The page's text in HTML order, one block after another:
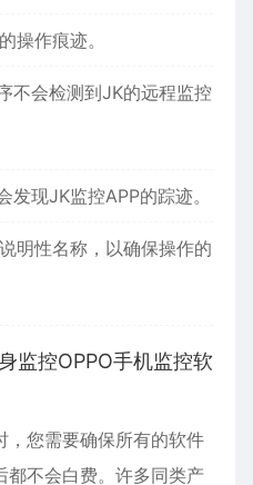
操作痕迹。
不会检测到JK的远程监控
现JK监控APP的踪迹。
明性名称，以确保操作的
监控OPPO手机监控软
，您需要确保所有的软件
都不会白费。许多同类产